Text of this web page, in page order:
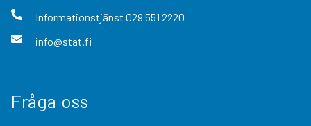
Informationstjänst 029 551 2220
info@stat.fi
Fråga oss